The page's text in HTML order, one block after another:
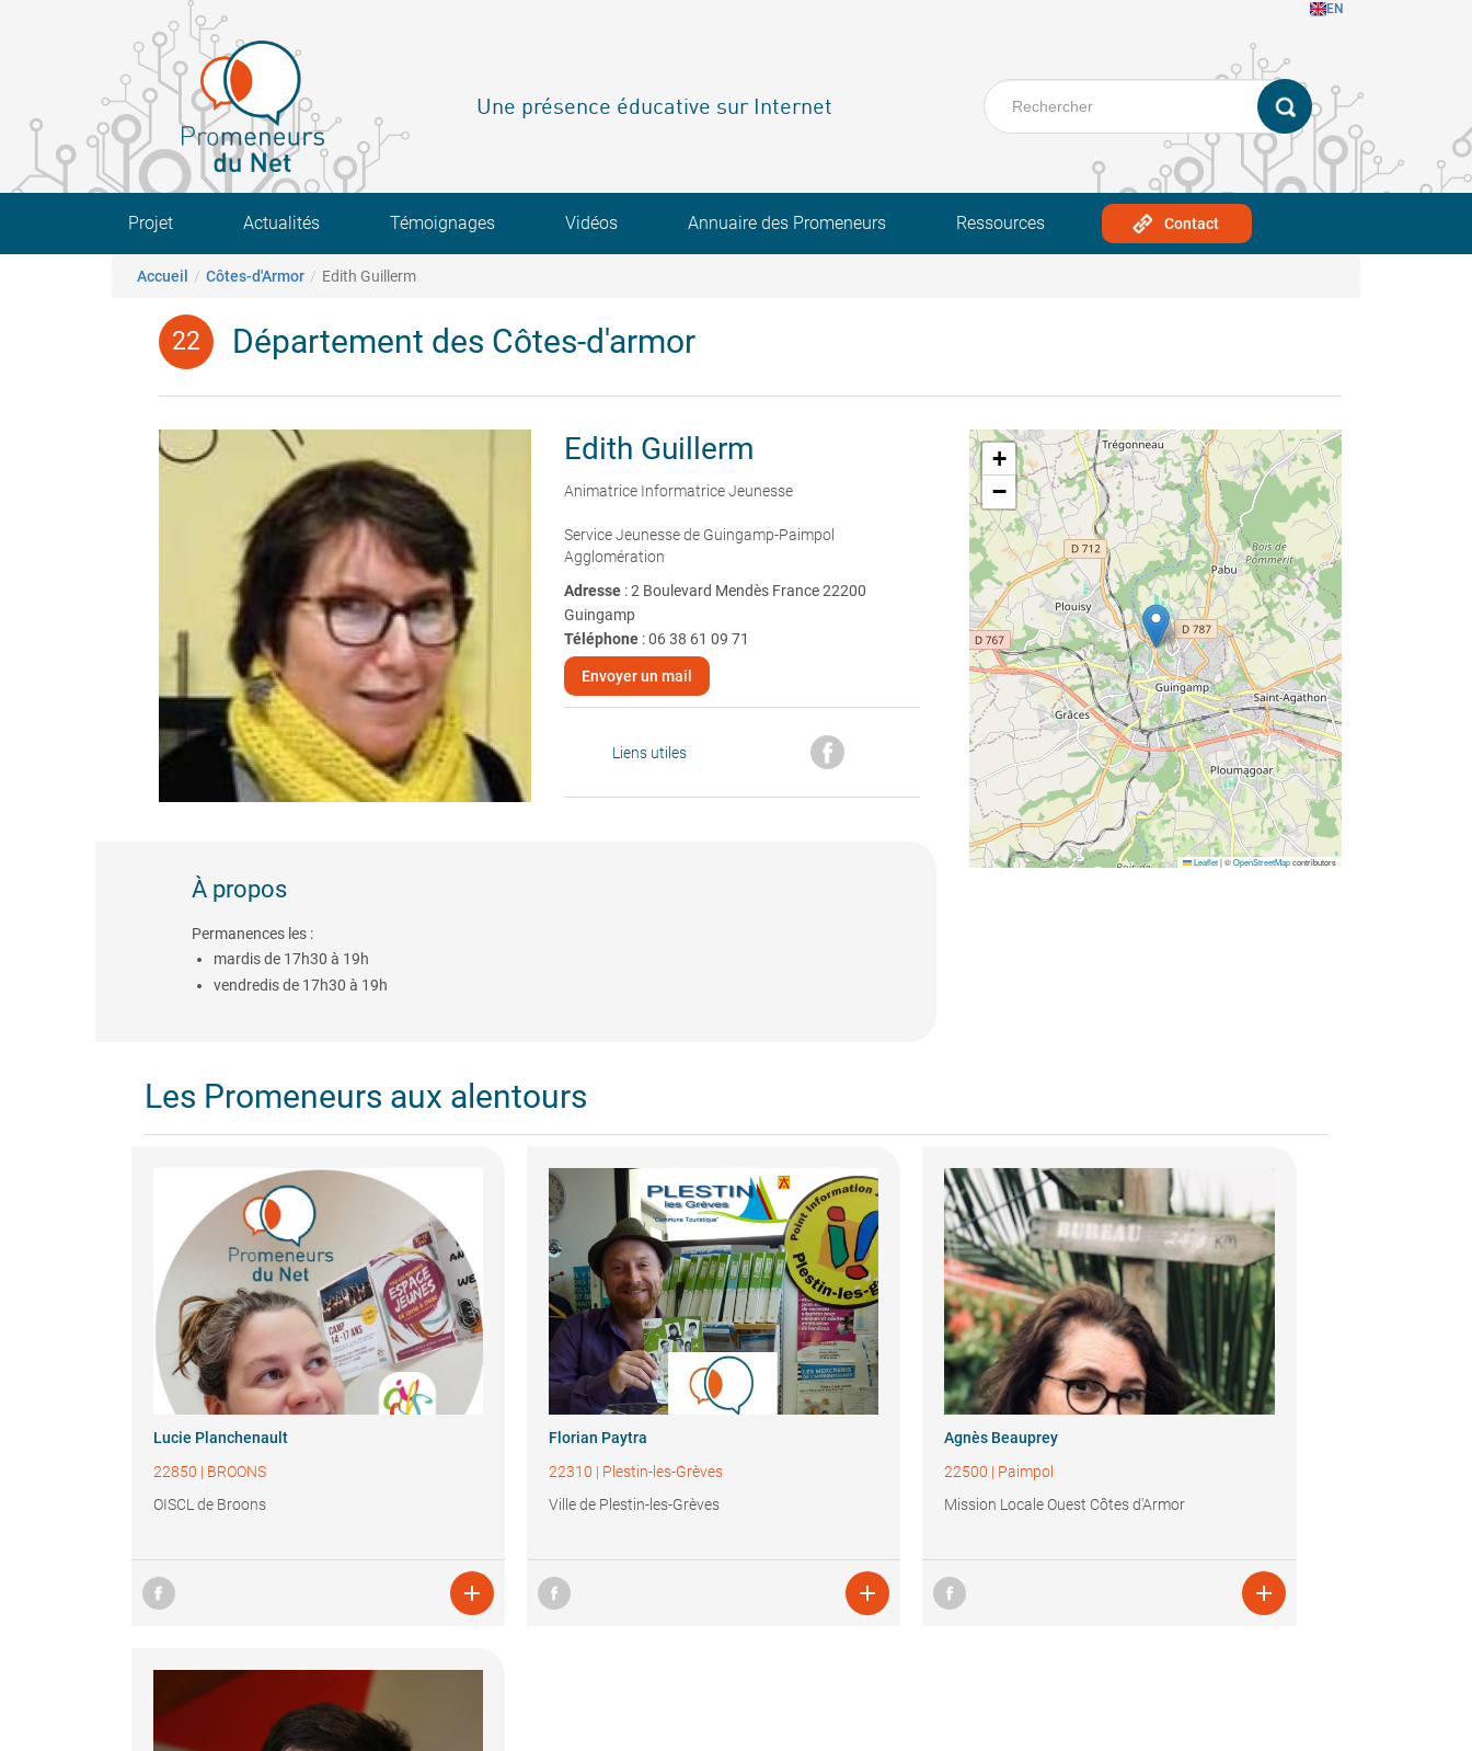
EN
Une présence éducative sur Internet
Main navigation
Projet Actualités Témoignages Vidéos Annuaire des Promeneurs Ressources Contact
Fil d'Ariane
Accueil Côtes-d'Armor Edith Guillerm
Département des Côtes-d'armor
Edith Guillerm
Animatrice Informatrice Jeunesse
Service Jeunesse de Guingamp-Paimpol
Agglomération
Adresse : 2 Boulevard Mendès France 22200
Guingamp
Téléphone:06 38 61 09 71
Envoyer un mail
Liens utiles
À propos
Permanences les :
mardis de 17h30 à 19h
vendredis de 17h30 à 19h
+
−
Leaflet |©OpenStreetMapcontributors
Les Promeneurs aux alentours
Lucie Planchenault
22850 | BROONS
OISCL de Broons

Florian Paytra
22310 | Plestin-les-Grèves
Ville de Plestin-les-Grèves

Agnès Beauprey
22500 | Paimpol
Mission Locale Ouest Côtes d'Armor
